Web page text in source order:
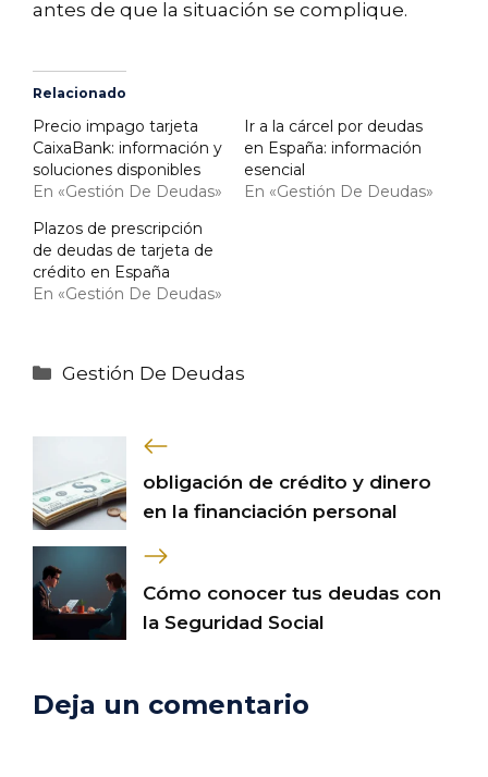
antes de que la situación se complique.
Relacionado
Precio impago tarjeta
CaixaBank: información y
soluciones disponibles
En «Gestión De Deudas»
Ir a la cárcel por deudas
en España: información
esencial
En «Gestión De Deudas»
Plazos de prescripción
de deudas de tarjeta de
crédito en España
En «Gestión De Deudas»
Categorías
Gestión De Deudas
obligación de crédito y dinero
en la financiación personal
Cómo conocer tus deudas con
la Seguridad Social
Deja un comentario